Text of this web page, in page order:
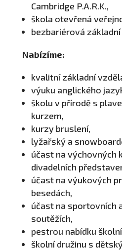
Cambridge P.A.R.K.,
škola otevřená
bezbariérová základní
Nabízíme:
kvalitní základní
výuku anglického
školu v přírodě s
kurzem,
kurzy bruslení,
lyžařský a
účast na výchovných
divadelních
účast na výukových
besedách,
účast na sportovních
soutěžích,
pestrou nabídku
školní družinu s